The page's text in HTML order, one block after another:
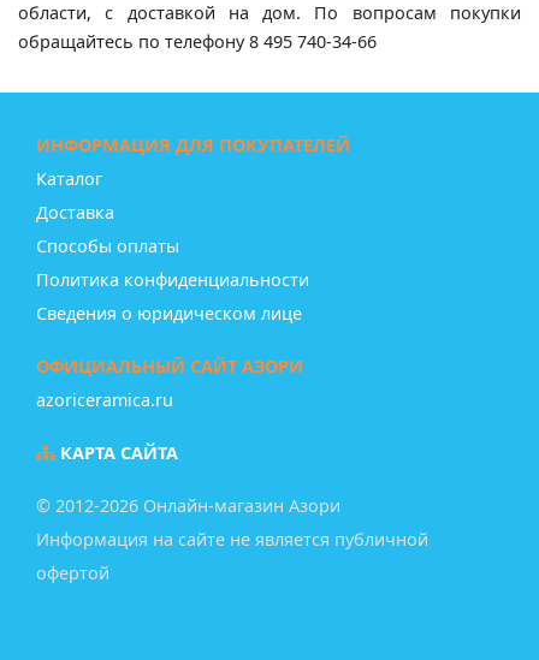
области, с доставкой на дом. По вопросам покупки
обращайтесь по телефону 8 495 740-34-66
ИНФОРМАЦИЯ ДЛЯ ПОКУПАТЕЛЕЙ
Каталог
Доставка
Способы оплаты
Политика конфиденциальности
Сведения о юридическом лице
ОФИЦИАЛЬНЫЙ САЙТ АЗОРИ
azoriceramica.ru
КАРТА САЙТА
© 2012-2026 Онлайн-магазин Азори
Информация на сайте не является публичной
офертой